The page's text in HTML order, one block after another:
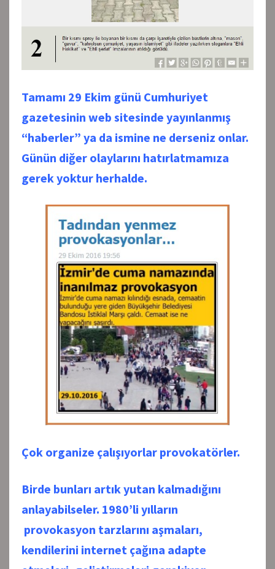
Tamamı 29 Ekim günü Cumhuriyet
gazetesinin web sitesinde yayınlanmış
“haberler” ya da ismine ne derseniz onlar.
Günün diğer olaylarını hatırlatmamıza
gerek yoktur herhalde.
Çok organize çalışıyorlar provokatörler.
Birde bunları artık yutan kalmadığını
anlayabilseler. 1980’li yılların
provokasyon tarzlarını aşmaları,
kendilerini internet çağına adapte